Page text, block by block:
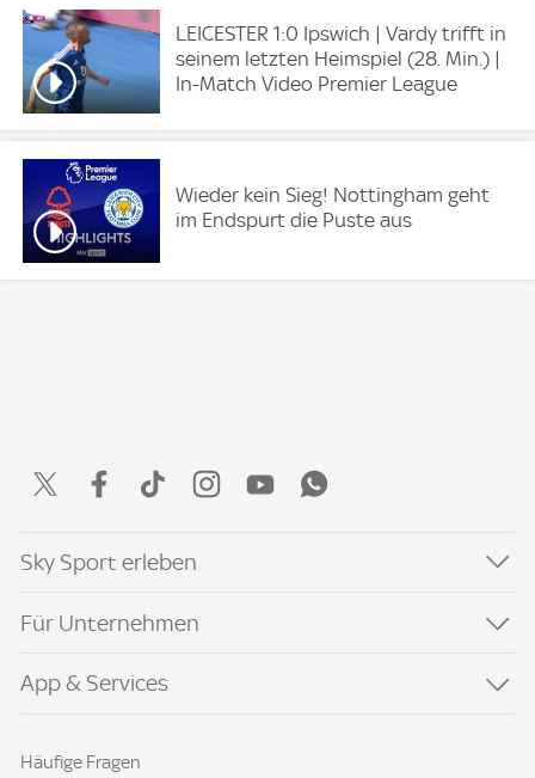
LEICESTER 1:0 Ipswich | Vardy trifft in
seinem letzten Heimspiel (28. Min.) |
In-Match Video Premier League
Wieder kein Sieg! Nottingham geht
im Endspurt die Puste aus
Sky Sport erleben
Für Unternehmen
App & Services
Häufige Fragen